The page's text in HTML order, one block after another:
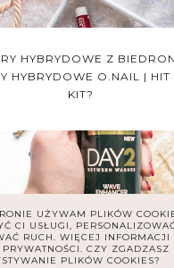
HYBRYDOWE Z
HYBRYDOWE O.NAIL | HIT
KIT?
STYLIZACJI LOKÓW
ENHANCER. HIT CZY
UŻYWAM PLIKÓW
CI USŁUGI,
RUCH. WIĘCEJ
PRYWATNOŚCI. CZY ZGADZASZ
PLIKÓW COOKIES?